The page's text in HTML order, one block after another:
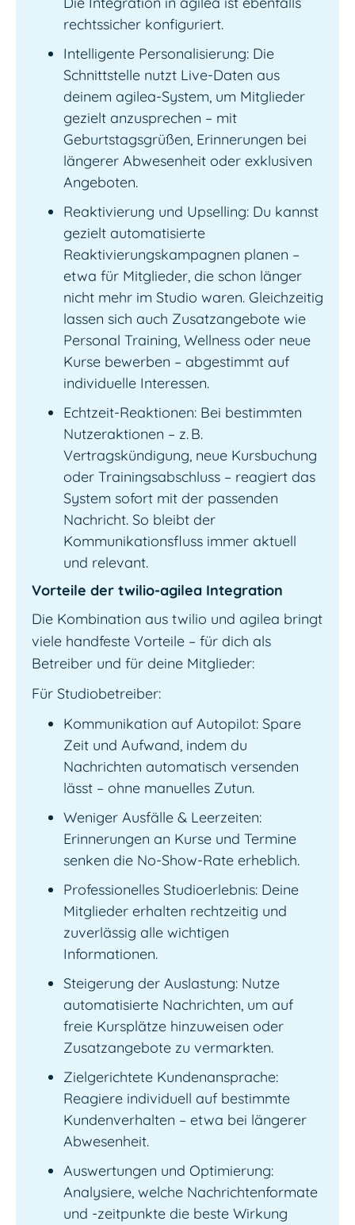
rechtssicher konfiguriert.
Intelligente Personalisierung: Die
Schnittstelle nutzt Live-Daten aus
deinem agilea-System, um Mitglieder
gezielt anzusprechen – mit
Geburtstagsgrüßen, Erinnerungen bei
längerer Abwesenheit oder exklusiven
Angeboten.
Reaktivierung und Upselling: Du kannst
gezielt automatisierte
Reaktivierungskampagnen planen –
etwa für Mitglieder, die schon länger
nicht mehr im Studio waren. Gleichzeitig
lassen sich auch Zusatzangebote wie
Personal Training, Wellness oder neue
Kurse bewerben – abgestimmt auf
individuelle Interessen.
Echtzeit-Reaktionen: Bei bestimmten
Nutzeraktionen – z. B.
Vertragskündigung, neue Kursbuchung
oder Trainingsabschluss – reagiert das
System sofort mit der passenden
Nachricht. So bleibt der
Kommunikationsfluss immer aktuell
und relevant.
Vorteile der twilio-agilea Integration
Die Kombination aus twilio und agilea bringt
viele handfeste Vorteile – für dich als
Betreiber und für deine Mitglieder:
Für Studiobetreiber:
Kommunikation auf Autopilot: Spare
Zeit und Aufwand, indem du
Nachrichten automatisch versenden
lässt – ohne manuelles Zutun.
Weniger Ausfälle & Leerzeiten:
Erinnerungen an Kurse und Termine
senken die No-Show-Rate erheblich.
Professionelles Studioerlebnis: Deine
Mitglieder erhalten rechtzeitig und
zuverlässig alle wichtigen
Informationen.
Steigerung der Auslastung: Nutze
automatisierte Nachrichten, um auf
freie Kursplätze hinzuweisen oder
Zusatzangebote zu vermarkten.
Zielgerichtete Kundenansprache:
Reagiere individuell auf bestimmte
Kundenverhalten – etwa bei längerer
Abwesenheit.
Auswertungen und Optimierung:
Analysiere, welche Nachrichtenformate
und -zeitpunkte die beste Wirkung